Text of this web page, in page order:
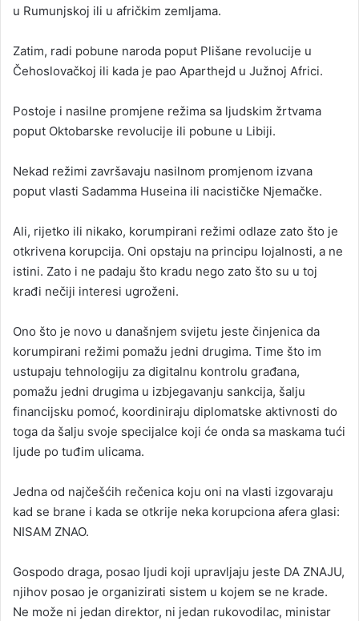
u Rumunjskoj ili u afričkim zemljama.
Zatim, radi pobune naroda poput Plišane revolucije u
Čehoslovačkoj ili kada je pao Aparthejd u Južnoj Africi.
Postoje i nasilne promjene režima sa ljudskim žrtvama
poput Oktobarske revolucije ili pobune u Libiji.
Nekad režimi završavaju nasilnom promjenom izvana
poput vlasti Sadamma Huseina ili nacističke Njemačke.
Ali, rijetko ili nikako, korumpirani režimi odlaze zato što je
otkrivena korupcija. Oni opstaju na principu lojalnosti, a ne
istini. Zato i ne padaju što kradu nego zato što su u toj
krađi nečiji interesi ugroženi.
Ono što je novo u današnjem svijetu jeste činjenica da
korumpirani režimi pomažu jedni drugima. Time što im
ustupaju tehnologiju za digitalnu kontrolu građana,
pomažu jedni drugima u izbjegavanju sankcija, šalju
financijsku pomoć, koordiniraju diplomatske aktivnosti do
toga da šalju svoje specijalce koji će onda sa maskama tući
ljude po tuđim ulicama.
Jedna od najčešćih rečenica koju oni na vlasti izgovaraju
kad se brane i kada se otkrije neka korupciona afera glasi:
NISAM ZNAO.
Gospodo draga, posao ljudi koji upravljaju jeste DA ZNAJU,
njihov posao je organizirati sistem u kojem se ne krade.
Ne može ni jedan direktor, ni jedan rukovodilac, ministar